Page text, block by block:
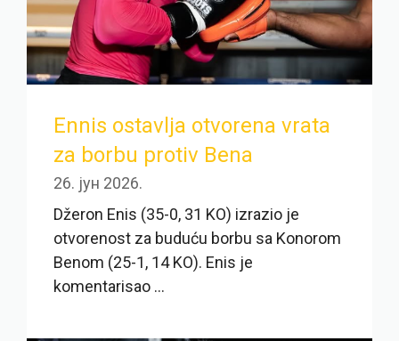
Ennis ostavlja otvorena vrata
za borbu protiv Bena
26. јун 2026.
Džeron Enis (35-0, 31 KO) izrazio je
otvorenost za buduću borbu sa Konorom
Benom (25-1, 14 KO). Enis je
komentarisao ...